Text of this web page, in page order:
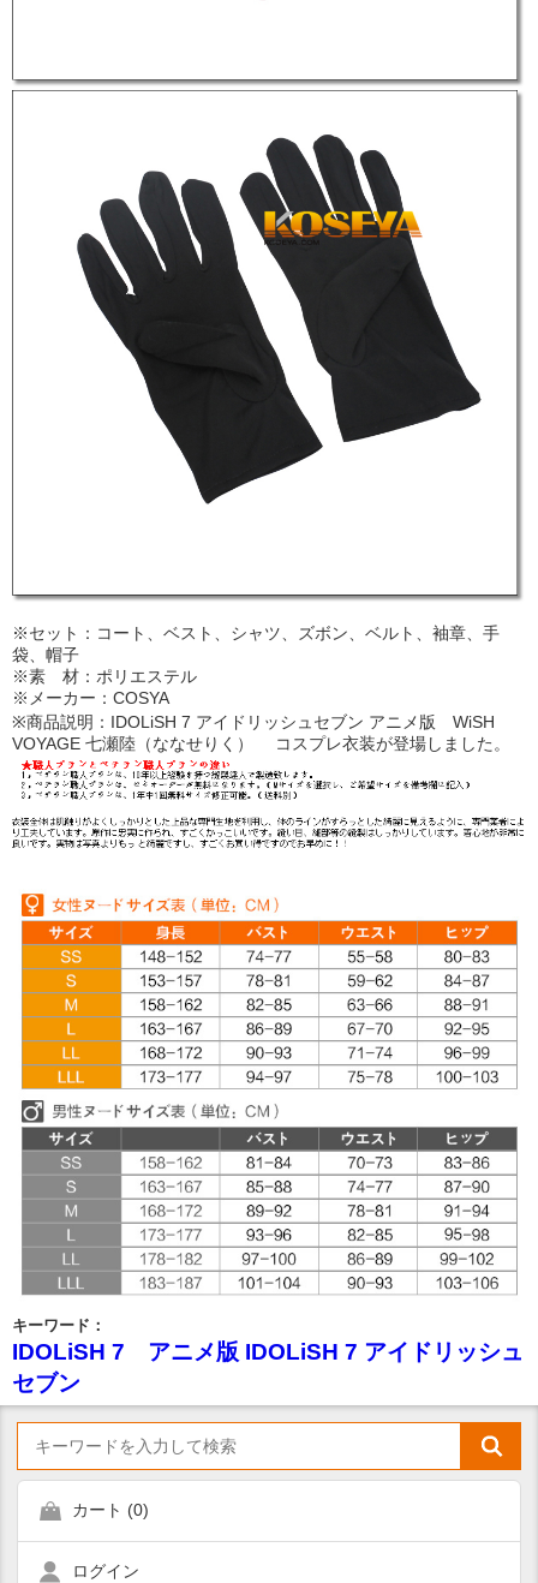
※セット：コート、ベスト、シャツ、ズボン、ベルト、袖章、手
袋、帽子
※素 材：ポリエステル
※メーカー：COSYA
※商品説明：IDOLiSH 7 アイドリッシュセブン アニメ版 WiSH
VOYAGE 七瀬陸（ななせりく） コスプレ衣装が登場しました。
キーワード：
IDOLiSH 7 アニメ版 IDOLiSH 7 アイドリッシュ
セブン
カート (0)
ログイン